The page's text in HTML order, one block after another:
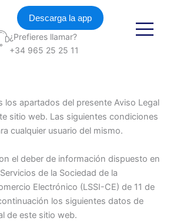
Descarga la app
¿Prefieres llamar?
+34 965 25 25 11
los apartados del presente Aviso Legal
sitio web. Las siguientes condiciones
cualquier usuario del mismo.
el deber de información dispuesto en
de la Sociedad de la
Electrónico (LSSI-CE) de 11 de
los siguientes datos de
de este sitio web.